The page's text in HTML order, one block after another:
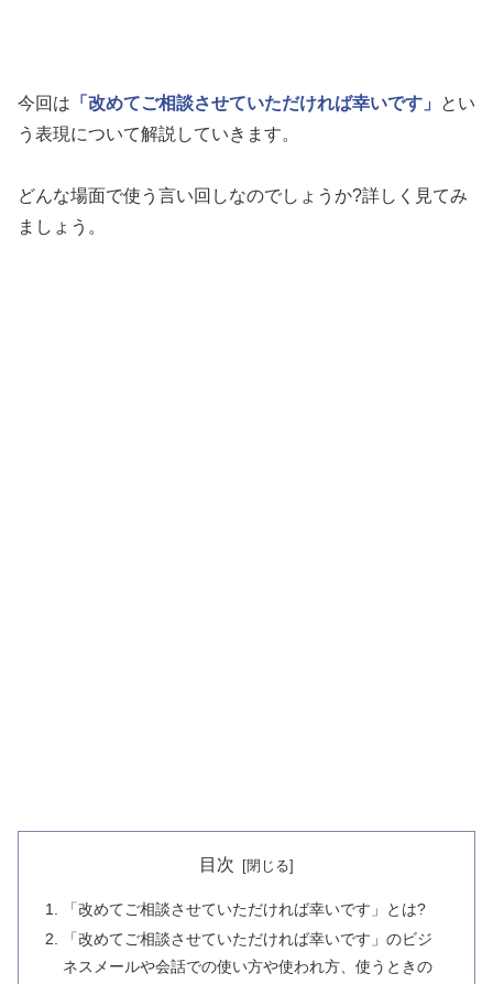
今回は 「改めてご相談させていただければ幸いです」
とい
う表現について解説していきます。
どんな場面で使う言い回しなのでしょうか?詳しく見てみ
ましょう。
目次
「改めてご相談させていただければ幸いです」とは?
「改めてご相談させていただければ幸いです」のビジ
ネスメールや会話での使い方や使われ方、使うときの